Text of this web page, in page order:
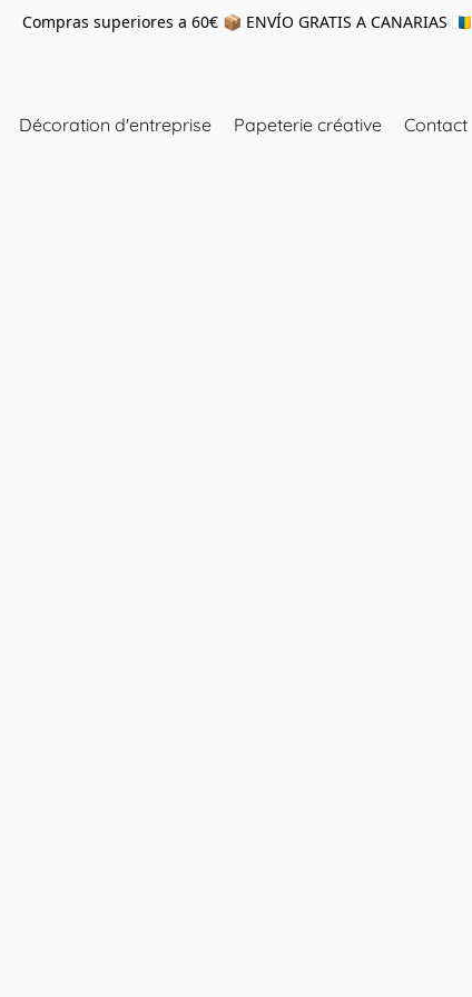
Compras superiores a 60€ 📦 ENVÍO GRATIS A CANARIAS 🇮🇨
Décoration d'entreprise Papeterie créative Contact